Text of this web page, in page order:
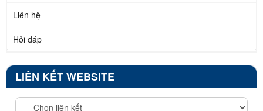
Liên hệ
Hỏi đáp
LIÊN KẾT WEBSITE